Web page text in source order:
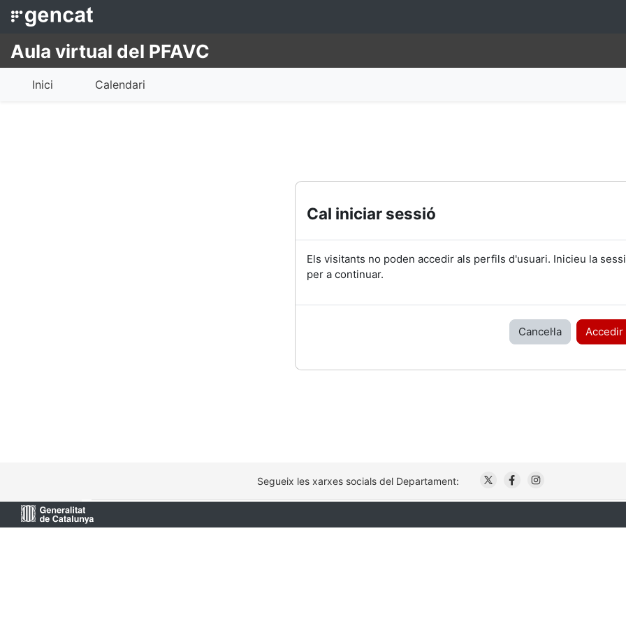
Ves al contingut principal
Aula virtual del PFAVC
Inici Calendari
Cal iniciar sessió
Els visitants no poden accedir als perfils d'usuari. Inicieu la
per a continuar.
Cancel·la Accedir
Segueix les xarxes socials del Departament: . Obre en una nova finestra.
. Obre en una nova